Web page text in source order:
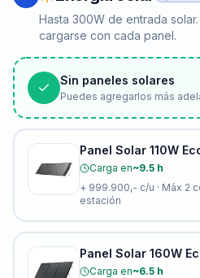
Hasta 300W de entrada
cargarse con cada panel.
Sin paneles solares
Puedes agregarlos más
Panel Solar 110W
Carga en~9.5 h
+ 999.900,- c/u · Máx 2
estación
Panel Solar 160W
Carga en~6.5 h